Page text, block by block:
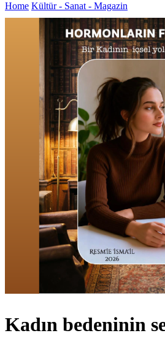
Home Kültür - Sanat - Magazin
Kadın bedeninin